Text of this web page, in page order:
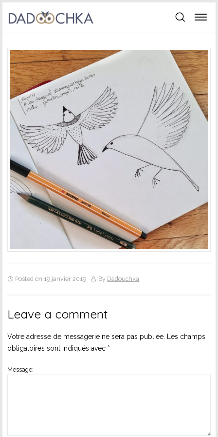
Posted on 19 janvier 2019 By Dadouchka
Leave a comment
Votre adresse de messagerie ne sera pas publiée.
Les champs
obligatoires sont indiqués avec *
Message: